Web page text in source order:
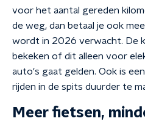
voor het aantal gereden
de weg, dan betaal je ook
wordt in 2026 verwacht. De
bekeken of dit alleen voor
auto's gaat gelden. Ook is
rijden in de spits duurder te
Meer fietsen,